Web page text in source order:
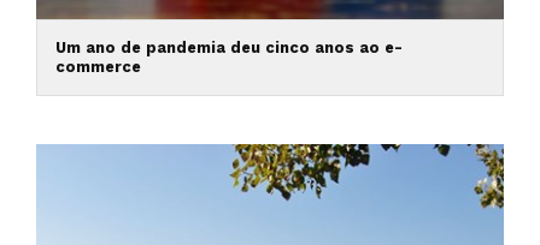
Um ano de pandemia deu cinco anos ao e-
commerce